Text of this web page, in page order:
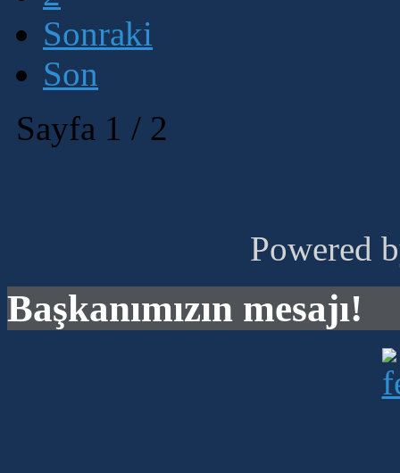
Sonraki
Son
Sayfa 1 / 2
Powered
Başkanımızın mesajı!